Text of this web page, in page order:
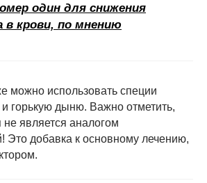
один для снижения
в крови, по мнению
можно использовать специи
и горькую дыню. Важно отметить,
не является аналогом
Это добавка к основному лечению,